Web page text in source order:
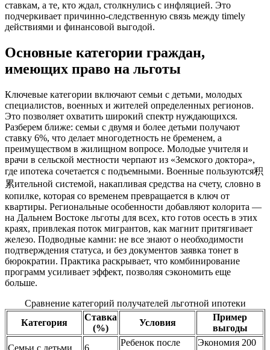
ставкам, а те, кто ждал, столкнулись с инфляцией. Это
подчеркивает причинно-следственную связь между timely
действиями и финансовой выгодой.
Основные категории граждан,
имеющих право на льготы
Ключевые категории включают семьи с детьми, молодых
специалистов, военных и жителей определенных регионов.
Это позволяет охватить широкий спектр нуждающихся.
Разберем ближе: семьи с двумя и более детьми получают
ставку 6%, что делает многодетность не бременем, а
преимуществом в жилищном вопросе. Молодые учителя и
врачи в сельской местности черпают из «Земского доктора»,
где ипотека сочетается с подъемными. Военные пользуются积
累ительной системой, накапливая средства на счету, словно в
копилке, которая со временем превращается в ключ от
квартиры. Региональные особенности добавляют колорита —
на Дальнем Востоке льготы для всех, кто готов осесть в этих
краях, привлекая поток мигрантов, как магнит притягивает
железо. Подводные камни: не все знают о необходимости
подтверждения статуса, и без документов заявка тонет в
бюрократии. Практика раскрывает, что комбинирование
программ усиливает эффект, позволяя сэкономить еще
больше.
Сравнение категорий получателей льготной ипотеки
Категория
Ставка
(%)
Условия
Пример
выгоды
Ребенок после
Экономия 200